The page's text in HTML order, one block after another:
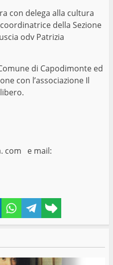
LinkedInWhatsAppTelegram
link
con delega alla cultura
della Sezione
odv Patrizia
di Capodimonte ed
con l’associazione Il
com e mail: